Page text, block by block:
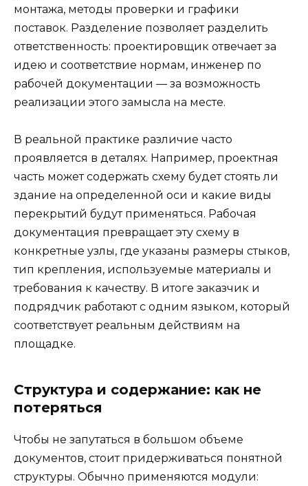
монтажа, методы проверки и графики
поставок. Разделение позволяет разделить
ответственность: проектировщик отвечает за
идею и соответствие нормам, инженер по
рабочей документации — за возможность
реализации этого замысла на месте.
В реальной практике различие часто
проявляется в деталях. Например, проектная
часть может содержать схему будет стоять ли
здание на определенной оси и какие виды
перекрытий будут применяться. Рабочая
документация превращает эту схему в
конкретные узлы, где указаны размеры стыков,
тип крепления, используемые материалы и
требования к качеству. В итоге заказчик и
подрядчик работают с одним языком, который
соответствует реальным действиям на
площадке.
Структура и содержание: как не
потеряться
Чтобы не запутаться в большом объеме
документов, стоит придерживаться понятной
структуры. Обычно применяются модули: